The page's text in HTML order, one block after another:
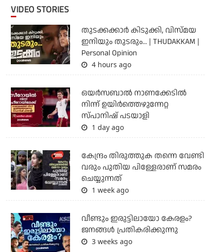
VIDEO STORIES
തുടക്കക്കാര്‍ കിടുക്കി, വിസ്മയ
ഇനിയും തുടരും... | THUDAKKAM |
Personal Opinion
4 hours ago
ഒയര്‍സബാൽ നാണക്കേടിൽ
നിന്ന് ഉയിർത്തെഴുന്നേറ്റ
സ്പാനിഷ് പടയാളി
1 day ago
കേന്ദ്രം തിരുത്തുക തന്നെ വേണ്ടി
വരും പുതിയ പിള്ളേരാണ് സമരം
ചെയ്യുന്നത്
1 week ago
വീണ്ടും ഇരുട്ടിലായോ കേരളം?
ജനങ്ങൾ പ്രതികരിക്കുന്നു
3 weeks ago